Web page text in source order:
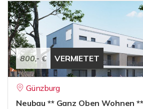
800,- € VERMIETET
Günzburg
Neubau ** Ganz Oben Wohnen